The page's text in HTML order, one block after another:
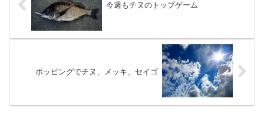
今週もチヌのトップゲーム
ポッピングでチヌ、メッキ、セイゴ